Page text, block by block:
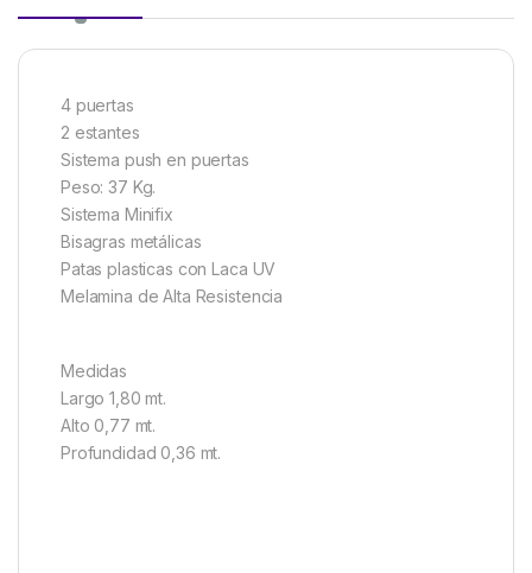
4 puertas
2 estantes
Sistema push en puertas
Peso: 37 Kg.
Sistema Minifix
Bisagras metálicas
Patas plasticas con Laca UV
Melamina de Alta Resistencia
Medidas
Largo 1,80 mt.
Alto 0,77 mt.
Profundidad 0,36 mt.